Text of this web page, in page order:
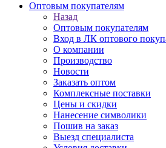
Оптовым покупателям
Назад
Оптовым покупателям
Вход в ЛК оптового
О компании
Производство
Новости
Заказать оптом
Комплексные поставки
Цены и скидки
Нанесение символики
Пошив на заказ
Выезд специалиста